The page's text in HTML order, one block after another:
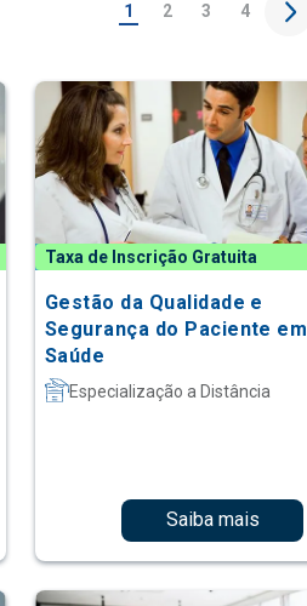
1 2 3 4
Taxa de Inscrição Gratuita
Gestão da Qualidade e
Segurança do Paciente em
Saúde
Especialização a Distância
Saiba mais